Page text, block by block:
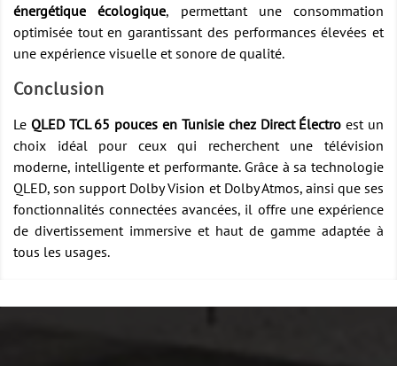
énergétique écologique, permettant une consommation
optimisée tout en garantissant des performances élevées et
une expérience visuelle et sonore de qualité.
Conclusion
Le QLED TCL 65 pouces en Tunisie chez Direct Électro est un
choix idéal pour ceux qui recherchent une télévision
moderne, intelligente et performante. Grâce à sa technologie
QLED, son support Dolby Vision et Dolby Atmos, ainsi que ses
fonctionnalités connectées avancées, il offre une expérience
de divertissement immersive et haut de gamme adaptée à
tous les usages.